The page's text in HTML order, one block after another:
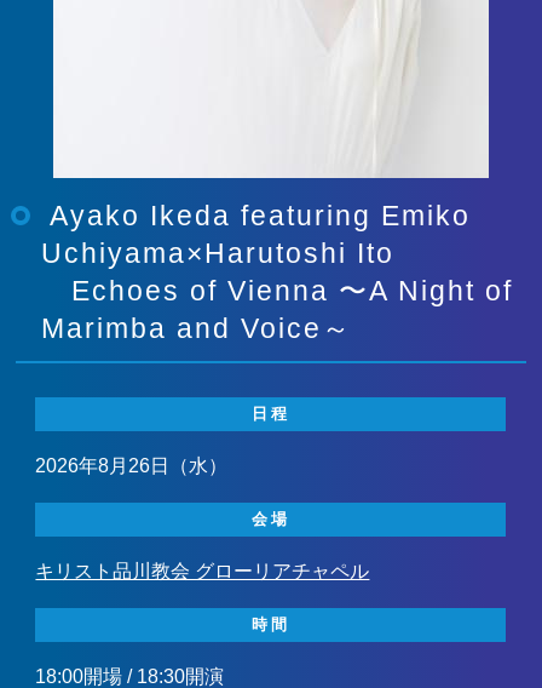
Ayako Ikeda featuring Emiko
Uchiyama×Harutoshi Ito
Echoes of Vienna 〜A Night of
Marimba and Voice～
日程
2026年8月26日（水）
会場
キリスト品川教会 グローリアチャペル
時間
18:00開場 / 18:30開演